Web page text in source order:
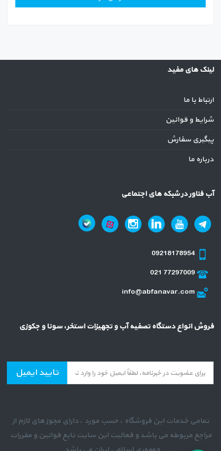
لینک های مفید
ارتباط با ما
شرایط و قوانین
پیگیری سفارش
درباره ما
آب فناور در شبکه های اجتماعی
09218178954
021 77297009
info@abfanavar.com
فروش انواع دستگاه تصفیه آب و تجهیزات استخر، سونا و جکوزی
تایید ایمیل
تمامی خدمات این فروشگاه ، حسب مورد ، دارای مجوز های لازم از
مراجع مربوطه می باشد و فعالیت این سایت تابع قوانین و مقررات